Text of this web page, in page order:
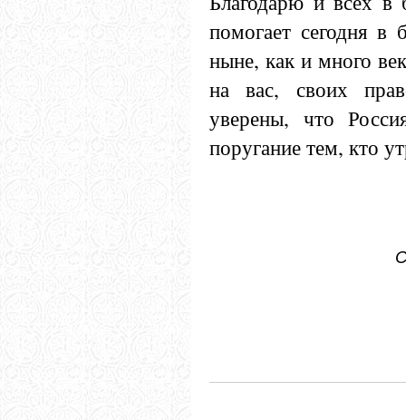
помогает сегодня
ныне, как и много
на вас, своих
уверены, что
поругание тем, кто